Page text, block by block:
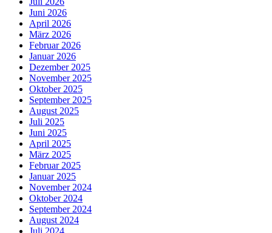
Juni 2026
April 2026
März 2026
Februar 2026
Januar 2026
Dezember 2025
November 2025
Oktober 2025
September 2025
August 2025
Juli 2025
Juni 2025
April 2025
März 2025
Februar 2025
Januar 2025
November 2024
Oktober 2024
September 2024
August 2024